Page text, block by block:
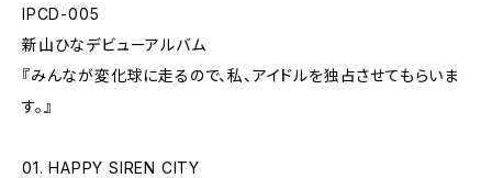
IPCD-005
新山ひなデビューアルバム
『みんなが変化球に走るので、私、アイドルを独占させてもらいま
す。』
01. HAPPY SIREN CITY